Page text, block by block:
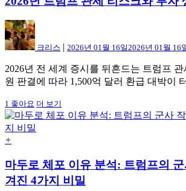
크리스 | 2026년 01월 16일2026년 01월 16
2026년 전 세계 증시를 뒤흔드는 트럼프
원 판결에 따라 1,500억 달러 환급 대박이
1 좋아요 더 보기
+
마두로 체포 이유 분석: 트럼프의
겨진 4가지 비밀